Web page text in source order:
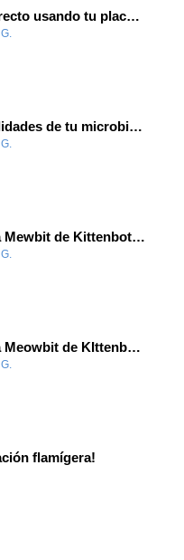
Mide datos en directo usando tu placa microbit y programando con MakeCode dos placas conectadas por radio
Utiliza las posibilidades de tu microbit programando com MakeCode para medir temperatura y nivel de luz con Datalogger
Utiliza la consola Mewbit de Kittenbot para llevar tus juegos arcade de MakeCode a tu mano
Utiliza la consola Meowbit de KIttenbot para jugar con tus programas MakeCode Arcade
flamígera!